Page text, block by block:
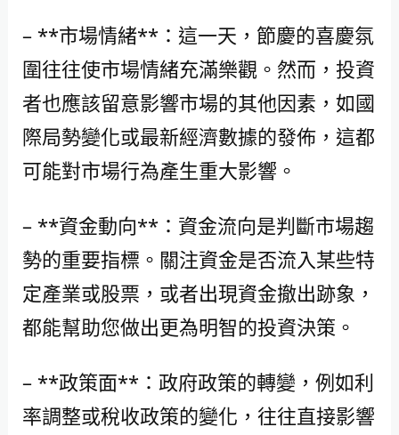
– **市場情緒**：這一天，節慶的喜慶氛
圍往往使市場情緒充滿樂觀。然而，投資
者也應該留意影響市場的其他因素，如國
際局勢變化或最新經濟數據的發佈，這都
可能對市場行為產生重大影響。
– **資金動向**：資金流向是判斷市場趨
勢的重要指標。關注資金是否流入某些特
定產業或股票，或者出現資金撤出跡象，
都能幫助您做出更為明智的投資決策。
– **政策面**：政府政策的轉變，例如利
率調整或稅收政策的變化，往往直接影響